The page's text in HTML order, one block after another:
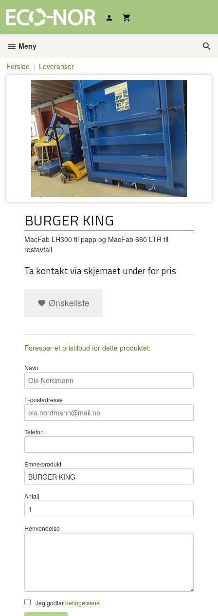
innholdet
Meny
Forside Leveranser
BURGER KING
MacFab LH300 til papp og MacFab 660 LTR til
restavfall
Ta kontakt via skjemaet under for pris
Ønskeliste
Forespør et pristilbud for dette produktet:
Navn
E-postadresse
Telefon
Emne/produkt
Antall
Henvendelse
Jeg godtarbetingelsene